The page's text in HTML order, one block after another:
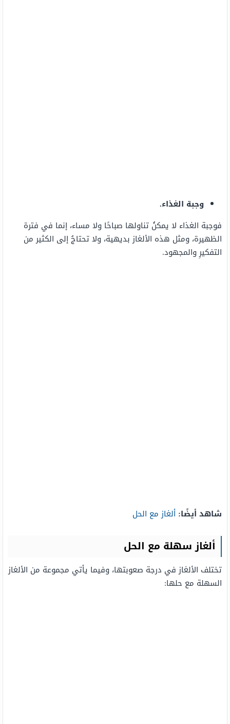
وجبة الغذاء.
فوجبة الغذاء لا يمكنُ تناولها صباحًا ولا مساء، إنما في فترة
الظهيرة، ومثل هذه الألغاز بديهية، ولا تحتاجُ إلى الكثير من
التفكيرِ والمجهود.
شاهد أيضًا: ألغاز مع الحل
ألغاز سهلة مع الحل
تختلف الألغاز في درجة صعوبتها، وفيما يأتي مجموعة من الألغاز
السهلة مع حلها: